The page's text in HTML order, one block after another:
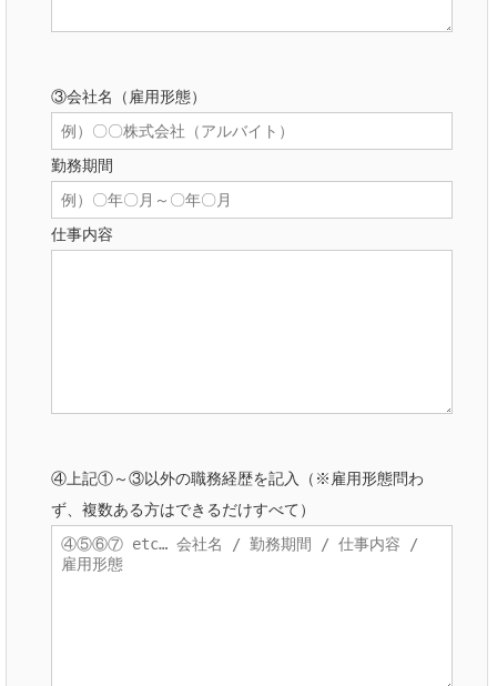
③会社名（雇用形態）
勤務期間
仕事内容
④上記①～③以外の職務経歴を記入（※雇用形態問わ
ず、複数ある方はできるだけすべて）